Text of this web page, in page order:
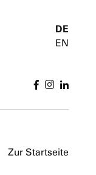
DE
EN
Zur Startseite